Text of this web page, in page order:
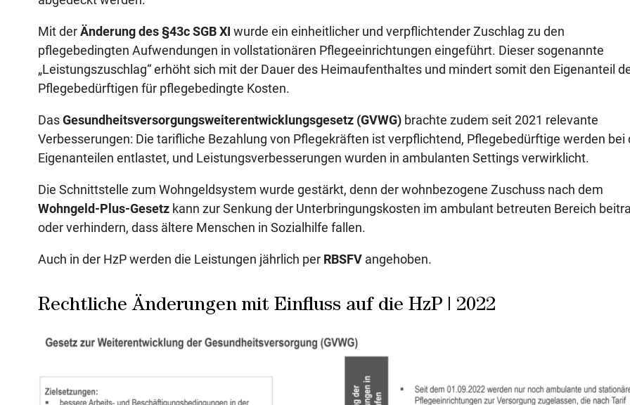
Mit derÄnderung des §43c SGB XI wurde ein einheitlicher und verpflichtender Zuschlag zu den
pflegebedingten Aufwendungen in vollstationären Pflegeeinrichtungen eingeführt. Dieser sogenannte
„Leistungszuschlag“ erhöht sich mit der Dauer des Heimaufenthaltes und mindert somit den Eigenanteil
Pflegebedürftigen für pflegebedingte Kosten.
DasGesundheitsversorgungsweiterentwicklungsgesetz (GVWG) brachte zudem seit 2021 relevante
Verbesserungen: Die tarifliche Bezahlung von Pflegekräften ist verpflichtend, Pflegebedürftige werden bei
Eigenanteilen entlastet, und Leistungsverbesserungen wurden in ambulanten Settings verwirklicht.
Die Schnittstelle zum Wohngeldsystem wurde gestärkt, denn der wohnbezogene Zuschuss nach dem
Wohngeld-Plus-Gesetz kann zur Senkung der Unterbringungskosten im ambulant betreuten Bereich
oder verhindern, dass ältere Menschen in Sozialhilfe fallen.
Auch in der HzP werden die Leistungen jährlich per RBSFV angehoben.
Rechtliche Änderungen mit Einfluss auf die HzP | 2022